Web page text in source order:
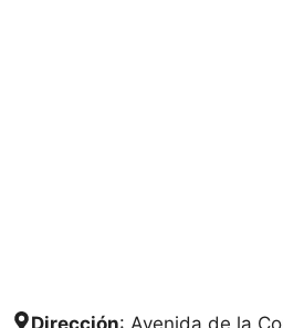
Dirección: Avenida de la